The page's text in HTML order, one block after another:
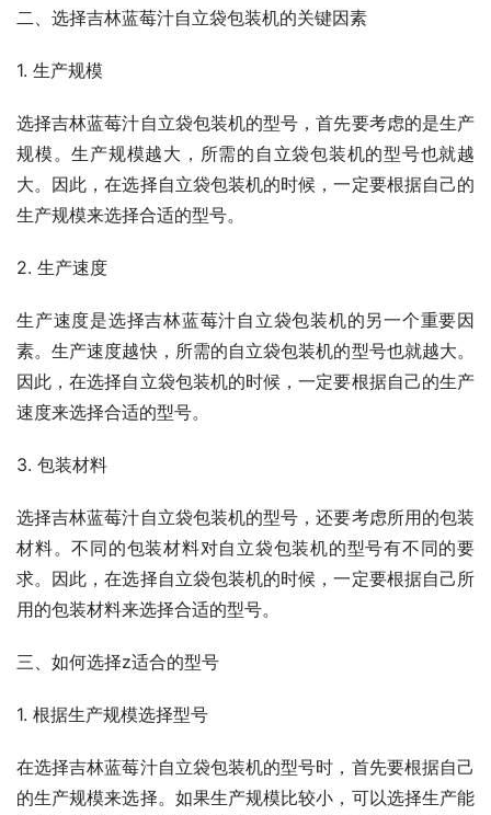
二、选择吉林蓝莓汁自立袋包装机的关键因素
1. 生产规模
选择吉林蓝莓汁自立袋包装机的型号，首先要考虑的是生产
规模。生产规模越大，所需的自立袋包装机的型号也就越
大。因此，在选择自立袋包装机的时候，一定要根据自己的
生产规模来选择合适的型号。
2. 生产速度
生产速度是选择吉林蓝莓汁自立袋包装机的另一个重要因
素。生产速度越快，所需的自立袋包装机的型号也就越大。
因此，在选择自立袋包装机的时候，一定要根据自己的生产
速度来选择合适的型号。
3. 包装材料
选择吉林蓝莓汁自立袋包装机的型号，还要考虑所用的包装
材料。不同的包装材料对自立袋包装机的型号有不同的要
求。因此，在选择自立袋包装机的时候，一定要根据自己所
用的包装材料来选择合适的型号。
三、如何选择z适合的型号
1. 根据生产规模选择型号
在选择吉林蓝莓汁自立袋包装机的型号时，首先要根据自己
的生产规模来选择。如果生产规模比较小，可以选择生产能